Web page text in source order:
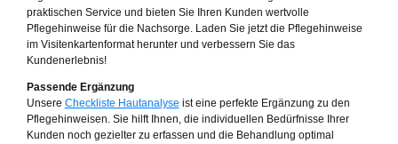
praktischen Service und bieten Sie Ihren Kunden wertvolle
Pflegehinweise für die Nachsorge. Laden Sie jetzt die Pflegehinweise
im Visitenkartenformat herunter und verbessern Sie das
Kundenerlebnis!
Passende Ergänzung
Unsere Checkliste Hautanalyse ist eine perfekte Ergänzung zu den
Pflegehinweisen. Sie hilft Ihnen, die individuellen Bedürfnisse Ihrer
Kunden noch gezielter zu erfassen und die Behandlung optimal